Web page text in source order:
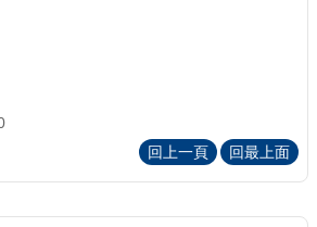
回上一頁
回最上面